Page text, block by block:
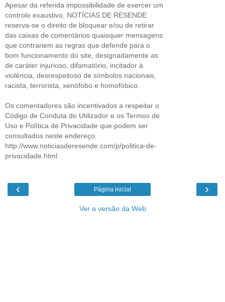
Apesar da referida impossibilidade de exercer um
controlo exaustivo, NOTÍCIAS DE RESENDE
reserva-se o direito de bloquear e/ou de retirar
das caixas de comentários quaisquer mensagens
que contrariem as regras que defende para o
bom funcionamento do site, designadamente as
de caráter injurioso, difamatório, incitador à
violência, desrespeitoso de símbolos nacionais,
racista, terrorista, xenófobo e homofóbico.
Os comentadores são incentivados a respeitar o
Código de Conduta do Utilizador e os Termos de
Uso e Política de Privacidade que podem ser
consultados neste endereço:
http://www.noticiasderesende.com/p/politica-de-
privacidade.html
‹ ›
Página inicial
Ver a versão da Web